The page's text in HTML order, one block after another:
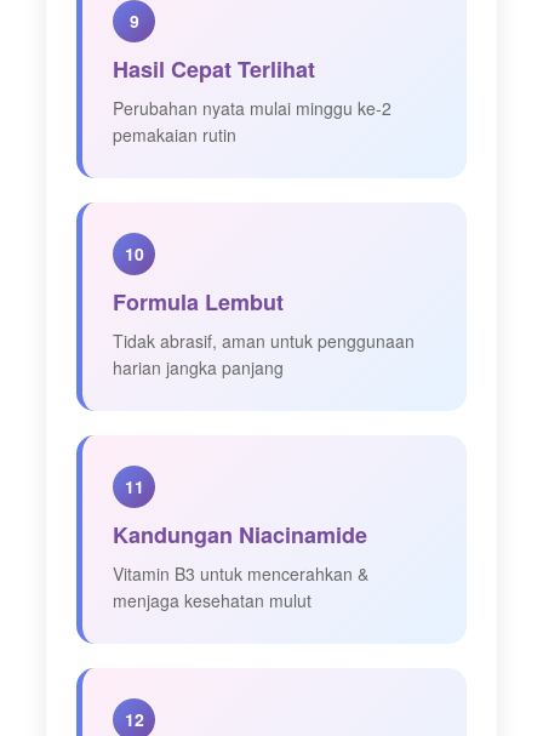
9
Hasil Cepat Terlihat
Perubahan nyata mulai minggu ke-2
pemakaian rutin
10
Formula Lembut
Tidak abrasif, aman untuk penggunaan
harian jangka panjang
11
Kandungan Niacinamide
Vitamin B3 untuk mencerahkan &
menjaga kesehatan mulut
12